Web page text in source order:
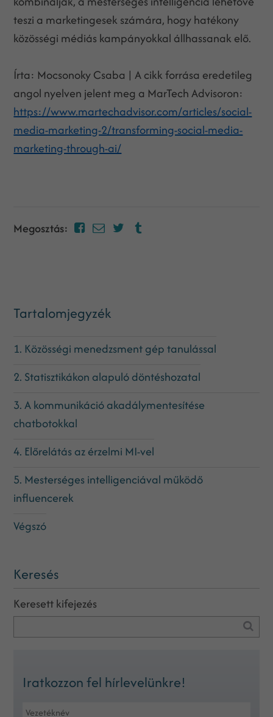
teszi a marketingesek számára, hogy hatékony
közösségi médiás kampányokkal állhassanak elő.
Írta: Mocsonoky Csaba | A cikk forrása eredetileg
angol nyelven jelent meg a MarTech Advisoron:
https://www.martechadvisor.com/articles/social-
media-marketing-2/transforming-social-media-
marketing-through-ai/
Megosztás:
Tartalomjegyzék
1. Közösségi menedzsment gép tanulással
2. Statisztikákon alapuló döntéshozatal
3. A kommunikáció akadálymentesítése
chatbotokkal
4. Előrelátás az érzelmi MI-vel
5. Mesterséges intelligenciával működő
influencerek
Végszó
Keresés
Keresett kifejezés
Iratkozzon fel hírlevelünkre!